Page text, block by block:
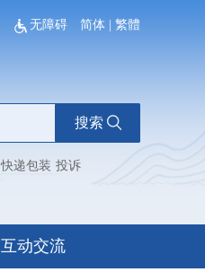
无障碍 简体 繁體
搜索
快递包装 投诉
互动交流